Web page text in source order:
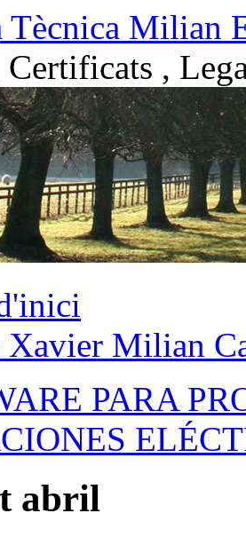
Tècnica Milian
Certificats ,
Xavier Milian
PARA
abril